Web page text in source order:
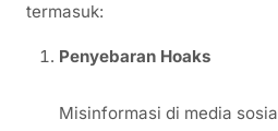
termasuk:
Penyebaran Hoaks
Misinformasi di media